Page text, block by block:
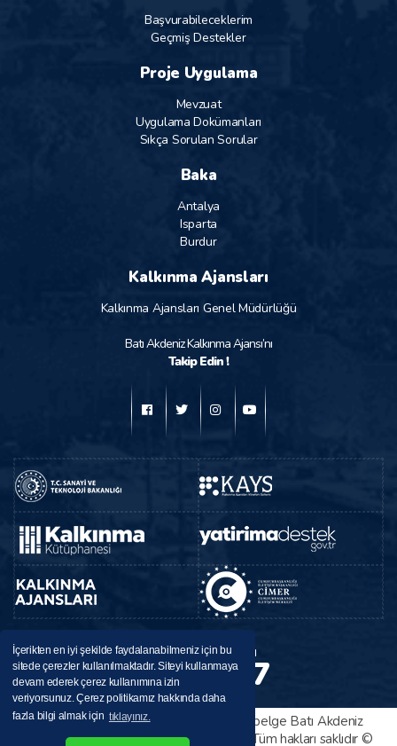
İçerikten en iyi şekilde faydalanabilmeniz için bu
sitede çerezler kullanılmaktadır. Siteyi kullanmaya
devam ederek çerez kullanımına izin
veriyorsunuz. Çerez politikamız hakkında daha
fazla bilgi almak için tıklayınız.
Başvurabileceklerim
Geçmiş Destekler
Proje Uygulama
Mevzuat
Uygulama Dokümanları
Sıkça Sorulan Sorular
Baka
Antalya
Isparta
Burdur
Kalkınma Ajansları
Kalkınma Ajansları Genel Müdürlüğü
Batı Akdeniz Kalkınma Ajansı’nı
Takip Edin !
BAKADestek Hattı
0246 224 37 37
Bu sitede yayınlanan her türlü bilgi ve belge Batı Akdeniz
Kalkınma Ajansı tarafından sağlanmıştır. Tüm hakları saklıdır ©